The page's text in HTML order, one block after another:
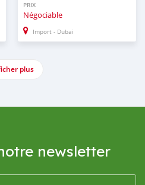
PRIX
Négociable
Import - Dubai
plus
newsletter